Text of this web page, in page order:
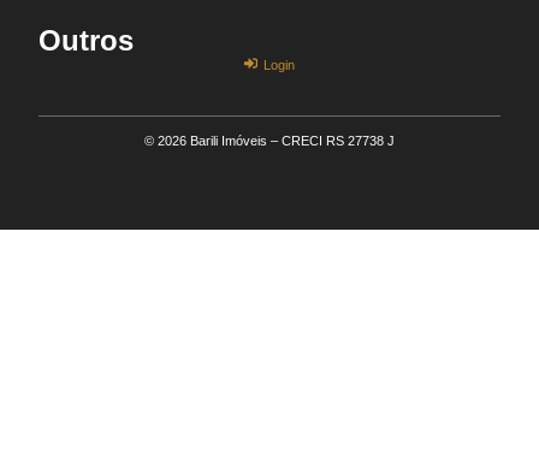
Outros
Login
© 2026 Barili Imóveis – CRECI RS 27738 J